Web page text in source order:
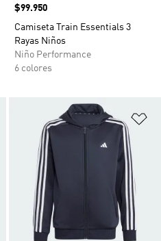
Precio
$99.950
Camiseta Train Essentials 3
Rayas Niños
Niño Performance
6 colores
Añadir a la lista de deseos